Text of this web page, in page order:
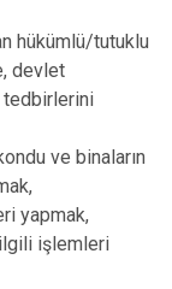
hükümlü/tutuklu
devlet
ve binaların
yapmak,
işlemleri